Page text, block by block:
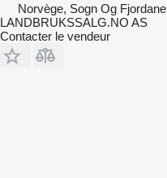
Norvège, Sogn Og Fjordane
LANDBRUKSSALG.NO AS
Contacter le vendeur